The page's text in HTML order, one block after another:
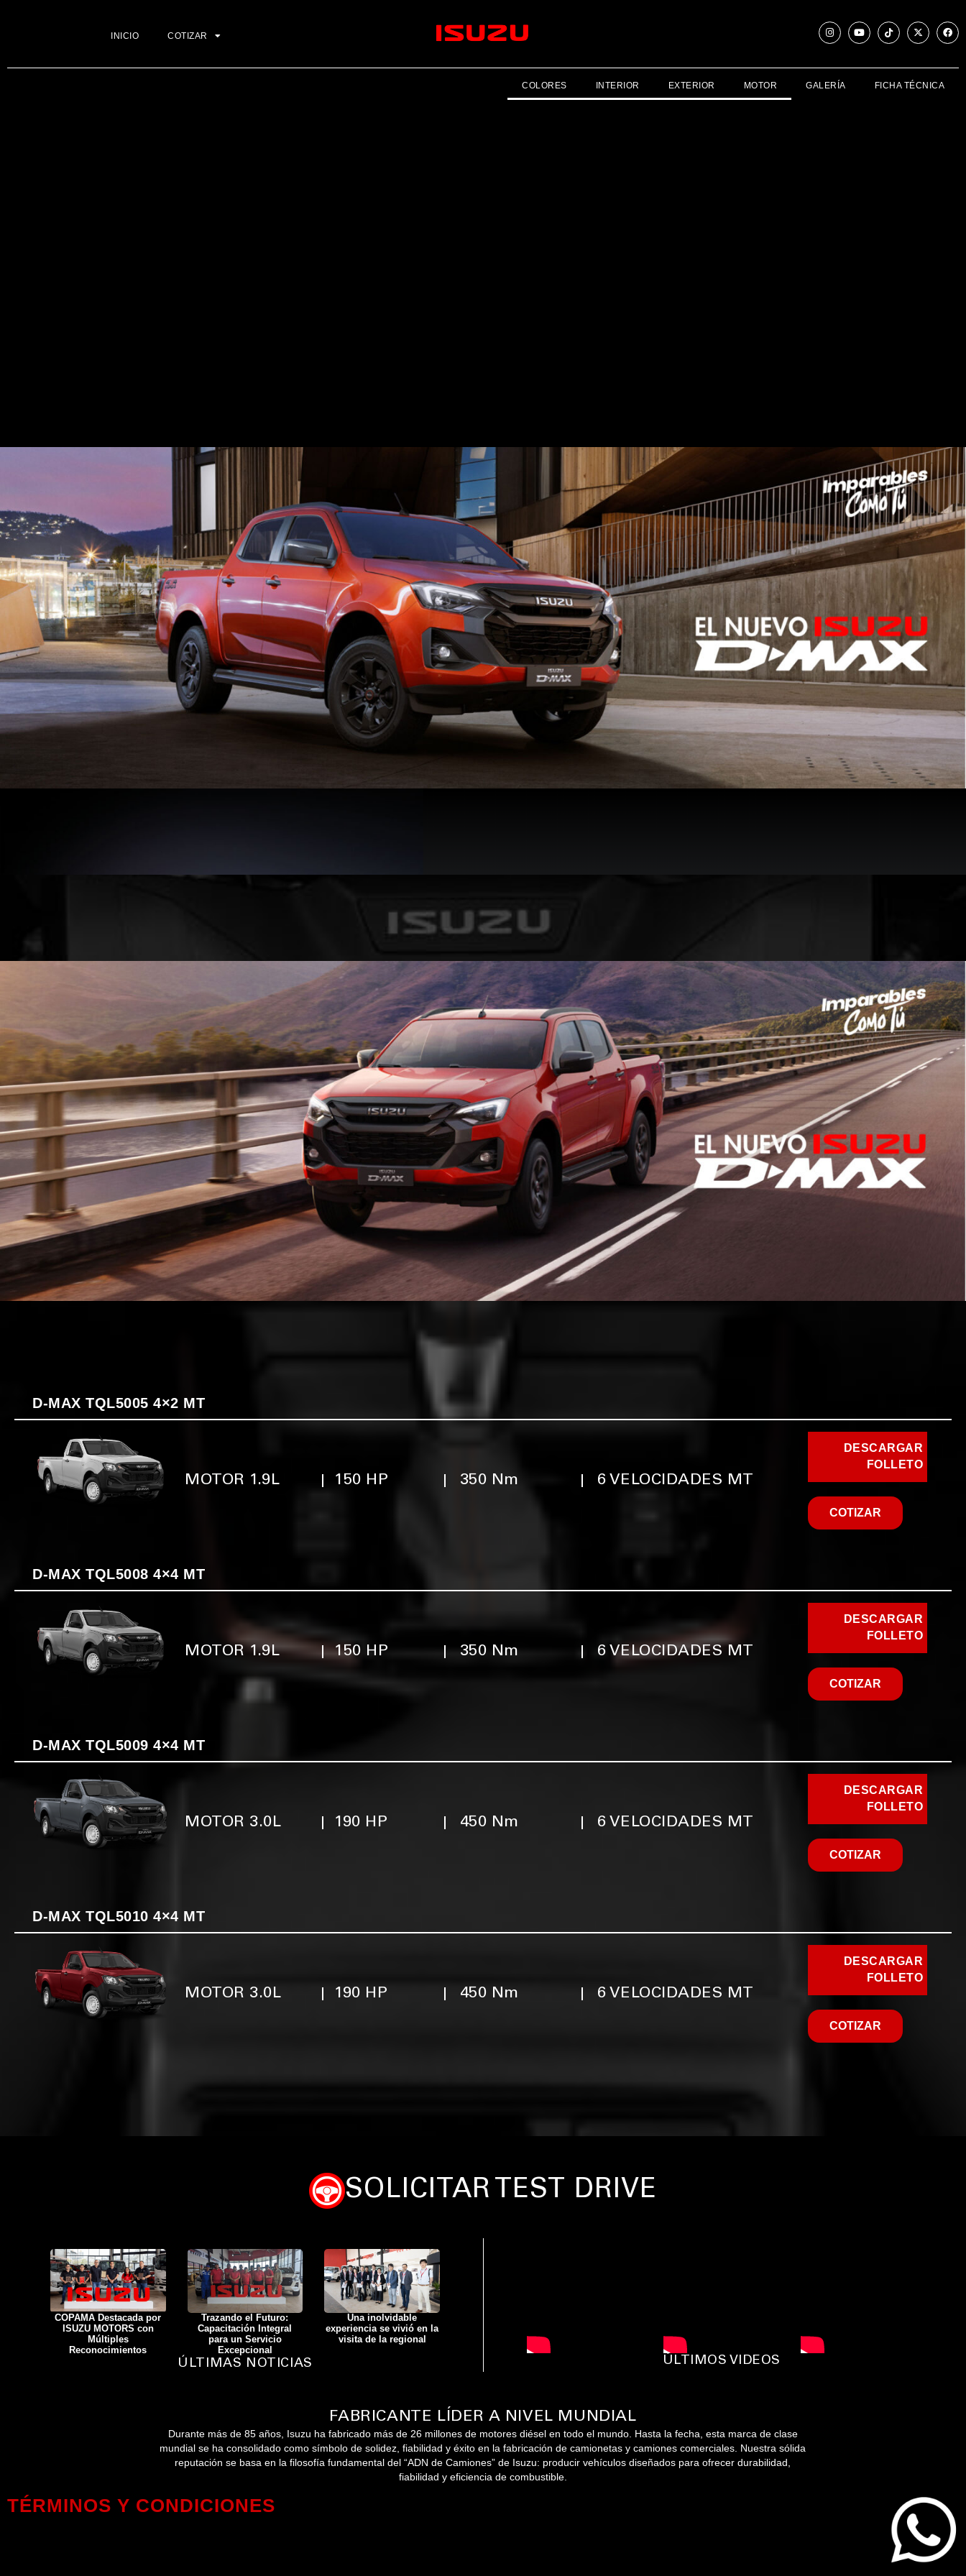
INICIO COTIZAR
COLORES INTERIOR EXTERIOR MOTOR GALERÍA FICHA TÉCNICA
D-MAX TQL5005 4×2 MT
MOTOR 1.9L 150 HP 350 Nm 6 VELOCIDADES MT
DESCARGAR
FOLLETO
COTIZAR
D-MAX TQL5008 4×4 MT
MOTOR 1.9L 150 HP 350 Nm 6 VELOCIDADES MT
DESCARGAR
FOLLETO
COTIZAR
D-MAX TQL5009 4×4 MT
MOTOR 3.0L 190 HP 450 Nm 6 VELOCIDADES MT
DESCARGAR
FOLLETO
COTIZAR
D-MAX TQL5010 4×4 MT
MOTOR 3.0L 190 HP 450 Nm 6 VELOCIDADES MT
DESCARGAR
FOLLETO
COTIZAR
SOLICITAR TEST DRIVE
COPAMA Destacada por
ISUZU MOTORS con
Múltiples
Reconocimientos
Trazando el Futuro:
Capacitación Integral
para un Servicio
Excepcional
Una inolvidable
experiencia se vivió en la
visita de la regional
ÚLTIMAS NOTICIAS ÚLTIMOS VIDEOS
FABRICANTE LÍDER A NIVEL MUNDIAL
Durante más de 85 años, Isuzu ha fabricado más de 26 millones de motores diésel en todo el mundo. Hasta la fecha, esta marca de clase
mundial se ha consolidado como símbolo de solidez, fiabilidad y éxito en la fabricación de camionetas y camiones comerciales. Nuestra sólida
reputación se basa en la filosofía fundamental del “ADN de Camiones” de Isuzu: producir vehículos diseñados para ofrecer durabilidad,
fiabilidad y eficiencia de combustible.
TÉRMINOS Y CONDICIONES